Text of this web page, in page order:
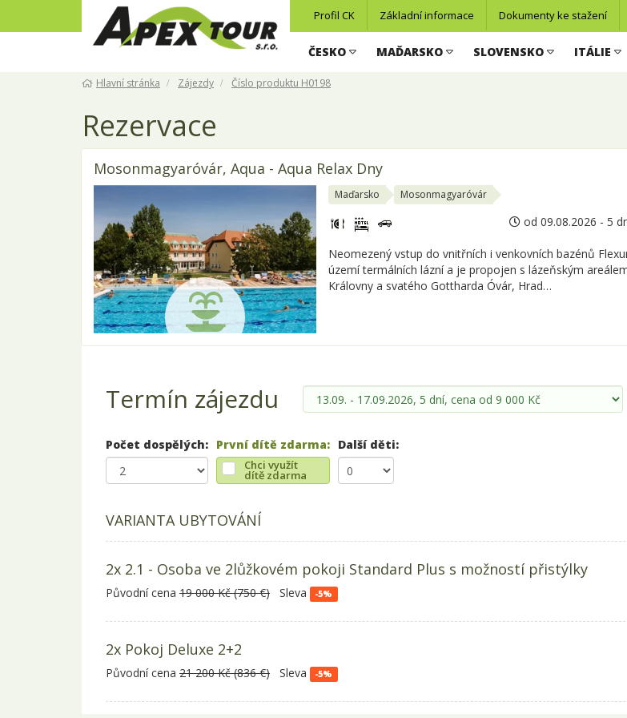
Profil CK Základní informace Dokumenty ke stažení
ČESKO MAĎARSKO SLOVENSKO ITÁLIE
Hlavní stránka Zájezdy Číslo produktu H0198
Rezervace
Mosonmagyaróvár, Aqua - Aqua Relax Dny
Maďarsko Mosonmagyaróvár
od 09.08.2026 - 5
Neomezený vstup do vnitřních i venkovních bazénů
území termálních lázní a je propojen s lázeňským
Královny a svatého Gottharda Óvár, Hrad…
Termín zájezdu
Počet dospělých: První dítě zdarma:
Chci využít
dítě zdarma
Další děti:
VARIANTA UBYTOVÁNÍ
2x 2.1 - Osoba ve 2lůžkovém pokoji Standard Plus s možností přistýlky
Původní cena 19 000 Kč (750 €) Sleva -5%
2x Pokoj Deluxe 2+2
Původní cena 21 200 Kč (836 €) Sleva -5%